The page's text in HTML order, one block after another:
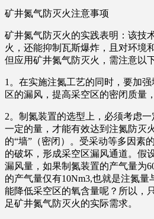
矿井氮气防灭火注意事项
矿井氮气防灭火的实践表明：该技
火，还能抑制瓦斯爆炸，且对环境
但应用矿井氮气防灭火，需注意以
1。在实施注氮工艺的同时，要加
区的漏风，提高采空区的密闭质量
2。制氮装置的选型上，必须考虑
一定的量，才能有效达到注氮防灭
的“墙”（密闭）。受采动等多因素
的破坏，形成采空区漏风通道。假
漏风量，如果制氮装置的产气量为
的产气量仅有10Nm3,也就是注氮
能降低采空区的氧含量呢？所以，
足矿井氮气防灭火的实际需求。